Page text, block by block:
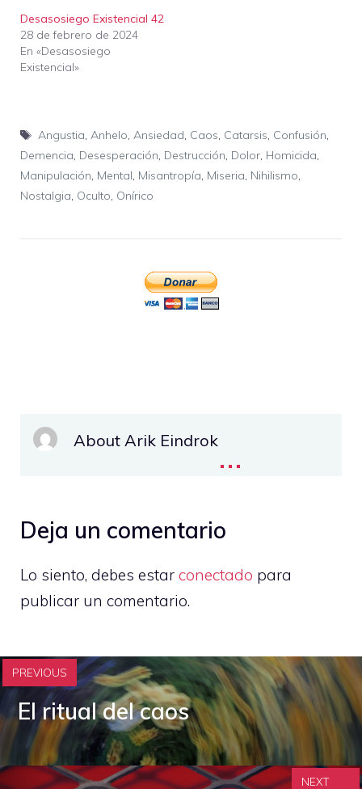
Desasosiego Existencial 42
28 de febrero de 2024
En «Desasosiego
Existencial»
Etiquetas
Angustia, Anhelo, Ansiedad, Caos, Catarsis, Confusión,
Demencia, Desesperación, Destrucción, Dolor, Homicida,
Manipulación, Mental, Misantropía, Miseria, Nihilismo,
Nostalgia, Oculto, Onírico
About Arik Eindrok...
Deja un comentario
Lo siento, debes estar conectado para
publicar un comentario.
PREVIOUS
El ritual del caos
NEXT